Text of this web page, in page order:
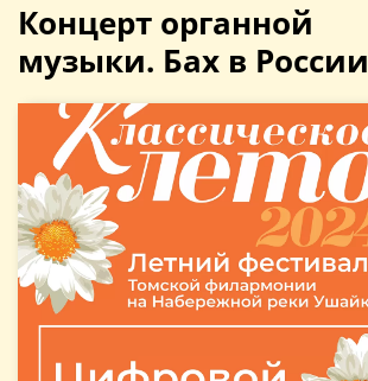
Концерт органной
музыки. Бах в России